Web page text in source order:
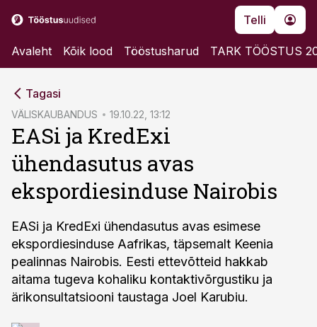
Telli
Avaleht Kõik lood Tööstusharud TARK TÖÖSTUS
Tagasi
VÄLISKAUBANDUS 19.10.22, 13:12
EASi ja KredExi
ühendasutus avas
ekspordiesinduse Nairobis
EASi ja KredExi ühendasutus avas esimese
ekspordiesinduse Aafrikas, täpsemalt Keenia
pealinnas Nairobis. Eesti ettevõtteid hakkab
aitama tugeva kohaliku kontaktivõrgustiku ja
ärikonsultatsiooni taustaga Joel Karubiu.